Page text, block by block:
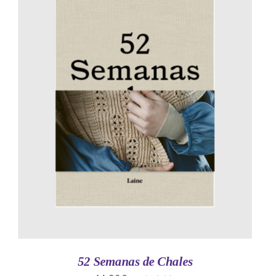
AÑADIR AL CARRITO
/
DETALLES
52 Semanas de Chales